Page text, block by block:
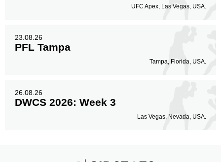
UFC Apex, Las Vegas, USA.
23.08.26
PFL Tampa
Tampa, Florida, USA.
26.08.26
DWCS 2026: Week 3
Las Vegas, Nevada, USA.